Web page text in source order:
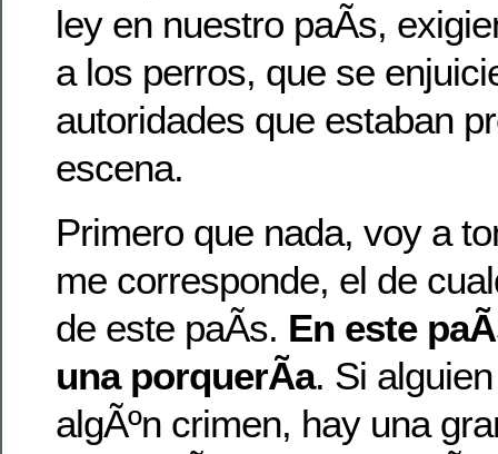
ley en nuestro paÃ­s,
a los perros, que se
autoridades que estaban
escena.
Primero que nada, voy a
me corresponde, el de
de este paÃ­s. En este
una porquerÃ­a. Si
algÃºn crimen, hay una